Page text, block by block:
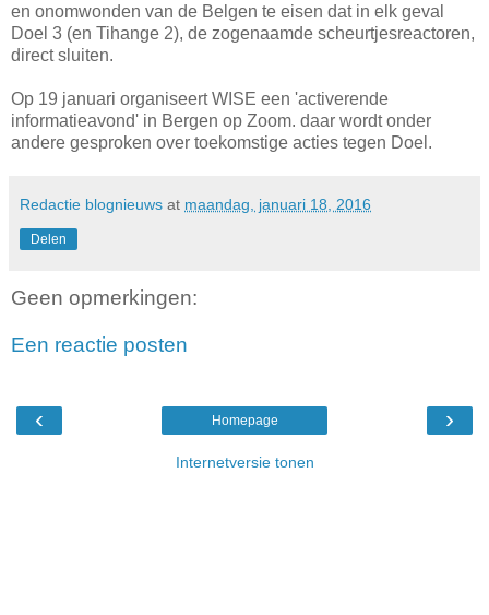
en onomwonden van de Belgen te eisen dat in elk geval
Doel 3 (en Tihange 2), de zogenaamde scheurtjesreactoren,
direct sluiten.
Op 19 januari organiseert WISE een 'activerende
informatieavond' in Bergen op Zoom. daar wordt onder
andere gesproken over toekomstige acties tegen Doel.
Redactie blognieuws at maandag, januari 18, 2016
Delen
Geen opmerkingen:
Een reactie posten
‹ ›
Homepage
Internetversie tonen